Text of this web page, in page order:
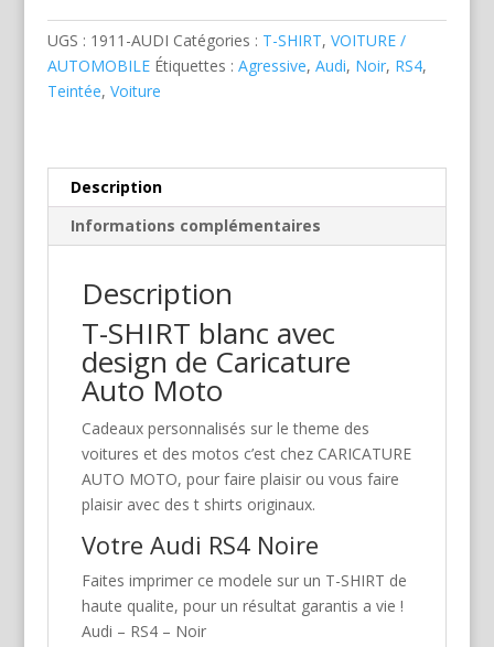
UGS : 1911-AUDI Catégories : T-SHIRT, VOITURE /
AUTOMOBILE Étiquettes : Agressive, Audi, Noir, RS4,
Teintée, Voiture
Description
Informations complémentaires
Description
T-SHIRT blanc avec
design de Caricature
Auto Moto
Cadeaux personnalisés sur le theme des
voitures et des motos c’est chez CARICATURE
AUTO MOTO, pour faire plaisir ou vous faire
plaisir avec des t shirts originaux.
Votre Audi RS4 Noire
Faites imprimer ce modele sur un T-SHIRT de
haute qualite, pour un résultat garantis a vie !
Audi – RS4 – Noir